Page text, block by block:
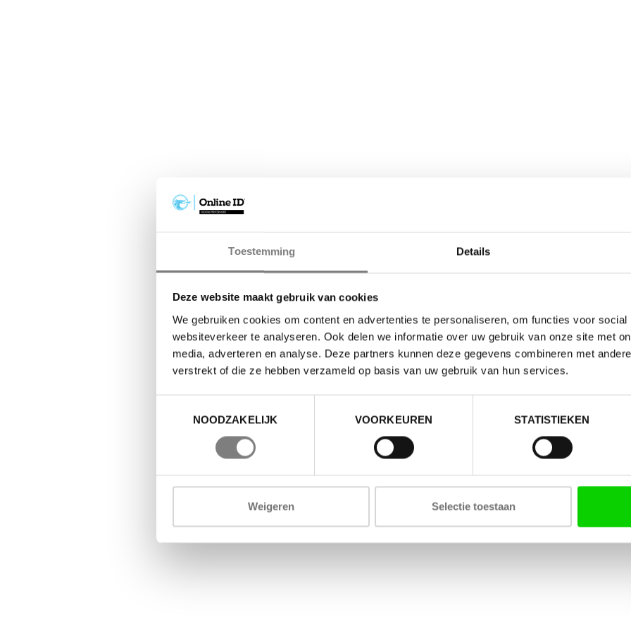
Toestemming Details
Deze website maakt gebruik van cookies
We gebruiken cookies om content en advertenties te personaliseren, om functies voor
websiteverkeer te analyseren. Ook delen we informatie over uw gebruik van onze site met
media, adverteren en analyse. Deze partners kunnen deze gegevens combineren met
verstrekt of die ze hebben verzameld op basis van uw gebruik van hun services.
NOODZAKELIJK
VOORKEUREN STATISTIEKEN
Weigeren Selectie toestaan